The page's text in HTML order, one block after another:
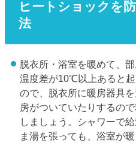
ヒートショックを
法
脱衣所・浴室を暖めて、
温度差が10℃以上あると
ので、脱衣所に暖房器具
房がついていたりするの
しましょう。シャワーで
ま湯を張っても、浴室が